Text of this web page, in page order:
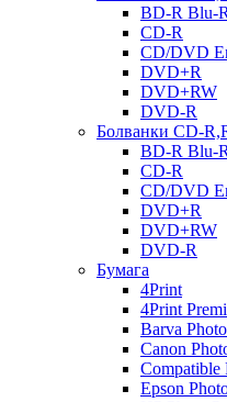
BD-R Blu-
CD-R
CD/DVD
DVD+R
DVD+RW
DVD-R
Болванки CD-
BD-R Blu-
CD-R
CD/DVD
DVD+R
DVD+RW
DVD-R
Бумага
4Print
4Print
Barva
Canon
Compatible
Epson